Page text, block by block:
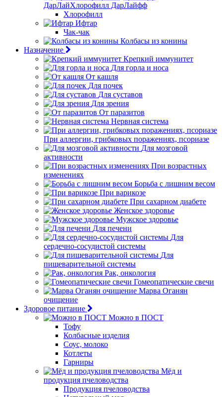
ДарЛайХлорофилл ДарЛайфф
Хлорофилл
Ифтар
Чак-чак
Колбасы из конины
Назначение
Крепкий иммунитет
Для горла и носа
От кашля
Для почек
Для суставов
Для зрения
От паразитов
Нервная система
При аллергии, грибковых поражениях, псориазе
Для мозговой
активности
При возрастных
изменениях
Борьба с лишним весом
При варикозе
При сахарном диабете
Женское здоровье
Мужское здоровье
Для печени
Для
сердечно-сосудистой системы
Для
пищеварительной системы
Рак, онкология
Гомеопатические свечи
Марва Оганян
очищение
Здоровое питание
Можно в ПОСТ
Тофу
Колбасные изделия
Соус, молоко
Котлеты
Гарниры
Мёд и
продукция пчеловодства
Продукция пчеловодства